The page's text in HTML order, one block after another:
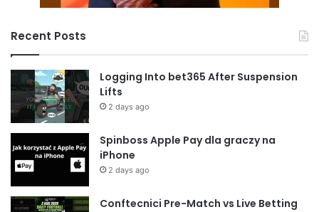
Recent Posts
Logging Into bet365 After Suspension
Lifts
2 days ago
Spinboss Apple Pay dla graczy na
iPhone
2 days ago
Conftecnici Pre-Match vs Live Betting